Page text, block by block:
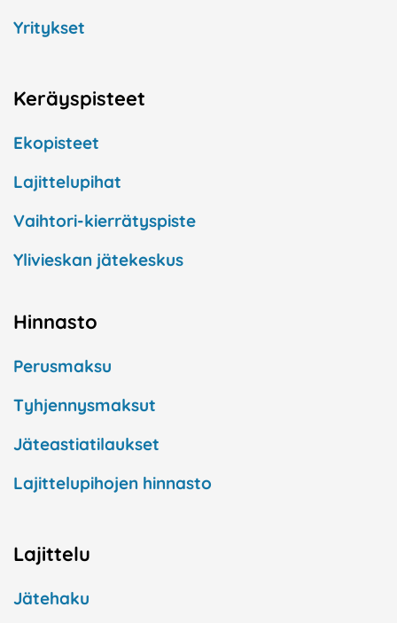
Yritykset
Keräyspisteet
Ekopisteet
Lajittelupihat
Vaihtori-kierrätyspiste
Ylivieskan jätekeskus
Hinnasto
Perusmaksu
Tyhjennysmaksut
Jäteastiatilaukset
Lajittelupihojen hinnasto
Lajittelu
Jätehaku